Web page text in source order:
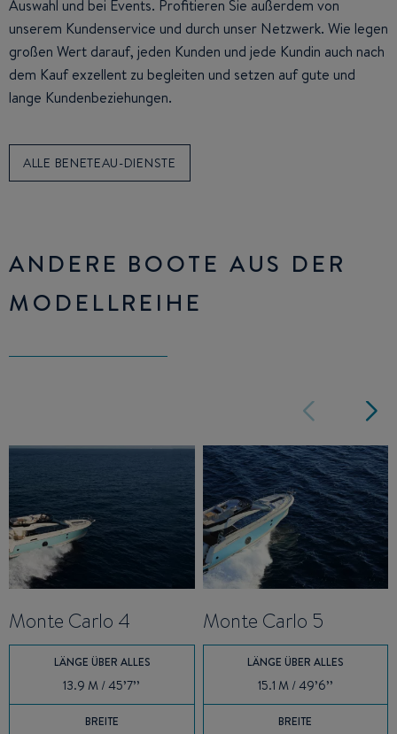
Auswahl und bei Events. Profitieren Sie außerdem von
unserem Kundenservice und durch unser Netzwerk. Wie legen
großen Wert darauf, jeden Kunden und jede Kundin auch nach
dem Kauf exzellent zu begleiten und setzen auf gute und
lange Kundenbeziehungen.
ALLE BENETEAU-DIENSTE
ANDERE BOOTE AUS DER
MODELLREIHE
Monte Carlo 4
LÄNGE ÜBER ALLES
13.9 M / 45’7’’
BREITE
Monte Carlo 5
LÄNGE ÜBER ALLES
15.1 M / 49’6’’
BREITE